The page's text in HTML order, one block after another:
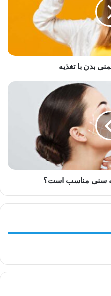
بدن با تغذیه
سنی مناسب است؟